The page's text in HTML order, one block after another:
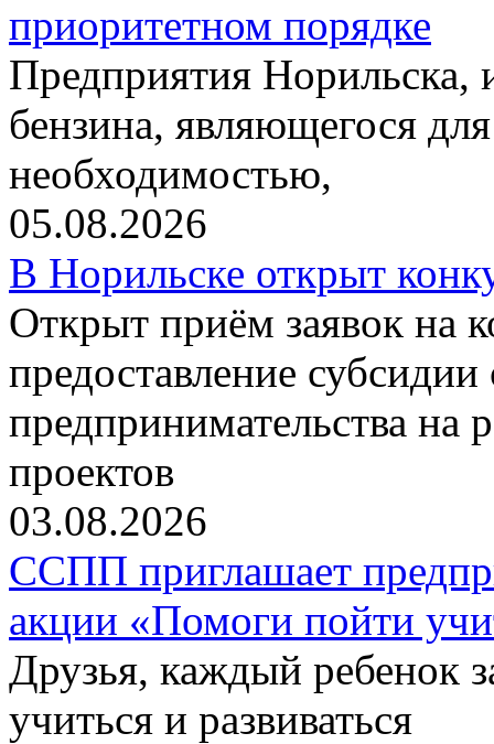
приоритетном порядке
Предприятия
бензина, являющегося
необходимостью,
05.08.2026
В Норильске открыт
Открыт приём заявок на
предоставление
предпринимательства на
проектов
03.08.2026
ССПП приглашает
акции «Помоги пойти
Друзья, каждый ребенок
учиться и развиваться